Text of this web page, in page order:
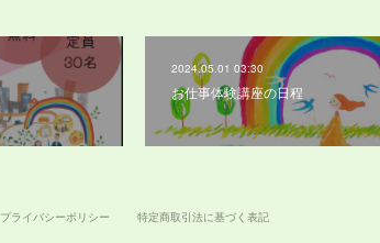
2024.05.01 03:30
お仕事体験講座の日程
プライバシーポリシー 特定商取引法に基づく表記